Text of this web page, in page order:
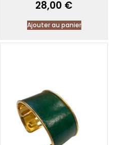
28,00 €
Ajouter au panier